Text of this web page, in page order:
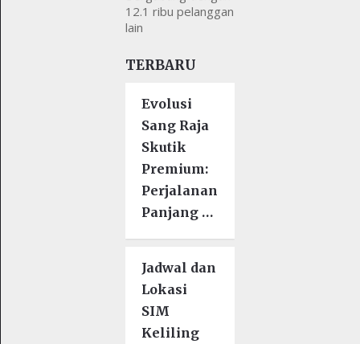
12.1 ribu pelanggan
lain
TERBARU
Evolusi
Sang Raja
Skutik
Premium:
Perjalanan
Panjang …
Jadwal dan
Lokasi
SIM
Keliling